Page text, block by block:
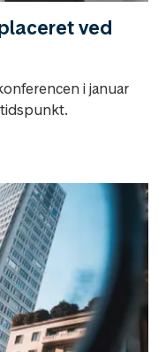
ved
i januar